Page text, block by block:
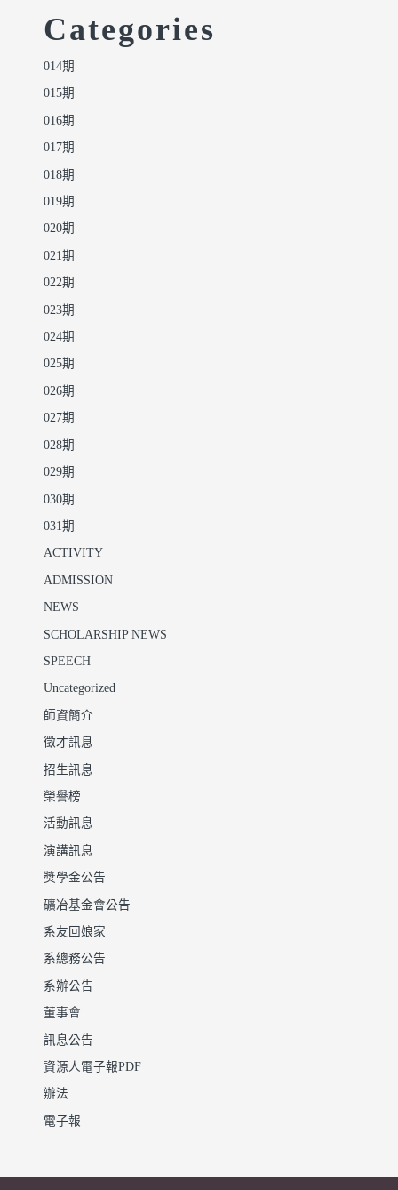
Categories
014期
015期
016期
017期
018期
019期
020期
021期
022期
023期
024期
025期
026期
027期
028期
029期
030期
031期
ACTIVITY
ADMISSION
NEWS
SCHOLARSHIP NEWS
SPEECH
Uncategorized
師資簡介
徵才訊息
招生訊息
榮譽榜
活動訊息
演講訊息
獎學金公告
礦冶基金會公告
系友回娘家
系總務公告
系辦公告
董事會
訊息公告
資源人電子報PDF
辦法
電子報